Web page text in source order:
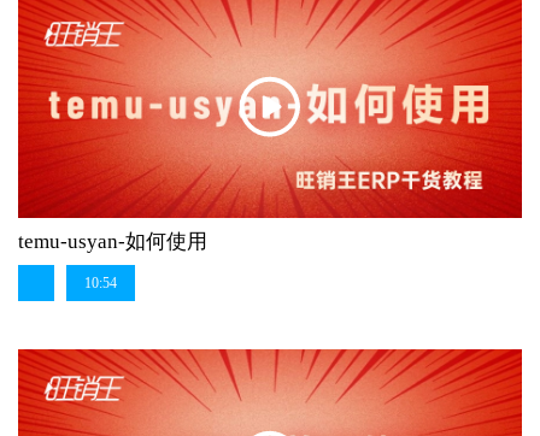
temu-usyan-如何使用
10:54